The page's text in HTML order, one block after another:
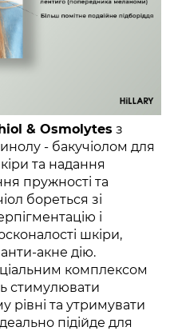
& Osmolytes з
- бакучіолом для
та надання
пружності та
бореться зі
і
шкіри,
акне дію.
комплексом
стимулювати
рівні та утримувати
підійде для